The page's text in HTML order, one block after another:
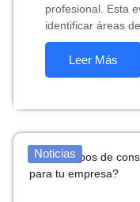
profesional. Esta
identificar áreas
Leer Más
Noticias